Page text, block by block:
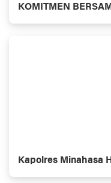
KOMITMEN
AMAN DAN
Kapolres Minahasa